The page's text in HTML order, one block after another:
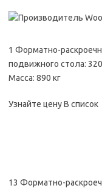
1 Форматно-
подвижного стола:
Масса: 890 кг
Узнайте цену В список
13 Форматно-